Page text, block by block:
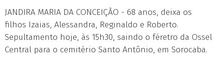
JANDIRA MARIA DA CONCEIÇÃO - 68 anos, deixa os
filhos Izaias, Alessandra, Reginaldo e Roberto.
Sepultamento hoje, às 15h30, saindo o féretro da Ossel
Central para o cemitério Santo Antônio, em Sorocaba.